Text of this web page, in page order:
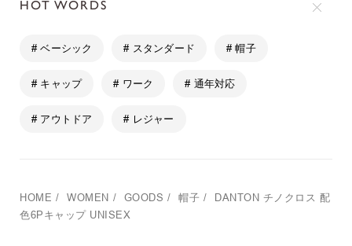
HOT WORDS
# ベーシック # スタンダード # 帽子
# キャップ # ワーク # 通年対応
# アウトドア # レジャー
HOME / WOMEN / GOODS / 帽子 / DANTON チノクロス 配
色6Pキャップ UNISEX